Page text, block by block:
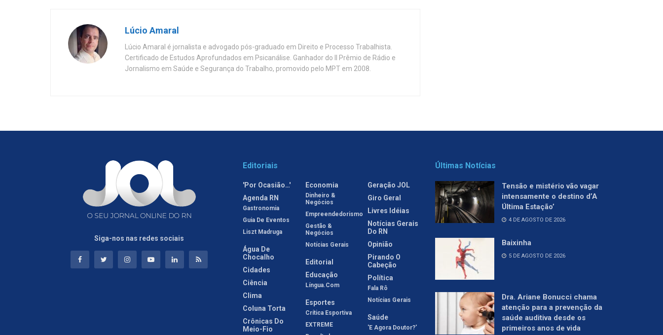
Lúcio Amaral
Lúcio Amaral é jornalista e advogado pós-graduado em Direito e Processo Trabalhista.
Certificado de Estudos Aprofundados em Psicanálise. Ganhador do II Prêmio de Rádio e
Jornalismo em Saúde e Segurança do Trabalho, promovido pelo MPT em 2008.
Siga-nos nas redes sociais
Editoriais
'Por Ocasião…'
Agenda RN
Gastronomia
Guia De Eventos
Liszt Madruga
Água De
Chocalho
Cidades
Ciência
Clima
Coluna Torta
Crônicas Do
Meio-Fio
Economia
Dinheiro &
Negócios
Empreendedorismo
Gestão &
Negócios
Notícias Gerais
Editorial
Educação
Língua.com
Esportes
Crítica Esportiva
EXTREME
Geração JOL
Giro Geral
Livres Idéias
Notícias Gerais
Do RN
Opinião
Pirando O
Cabeção
Política
Fala Rô
Notícias Gerais
Saúde
'E Agora Doutor?'
Últimas Notícias
Tensão e mistério vão vagar
intensamente o destino d’A
Última Estação’
4 DE AGOSTO DE 2026
Baixinha
5 DE AGOSTO DE 2026
Dra. Ariane Bonucci chama
atenção para a prevenção da
saúde auditiva desde os
primeiros anos de vida